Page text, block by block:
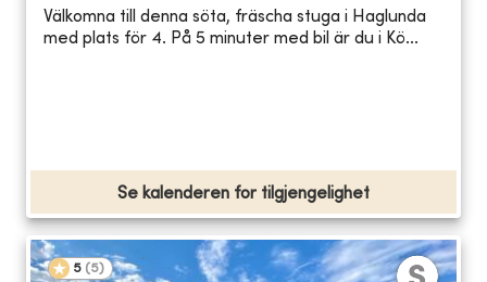
Välkomna till denna söta, fräscha stuga i Haglunda
med plats för 4. På 5 minuter med bil är du i Kö...
Se kalenderen for tilgjengelighet
5 (5)